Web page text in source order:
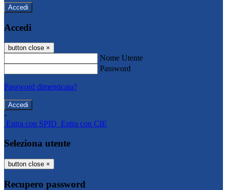
Accedi
Accedi
button close ×
Nome Utente
Password
Password dimenticata?
-
Entra con SPID Entra con CIE
Seleziona utente
button close ×
Recupero password